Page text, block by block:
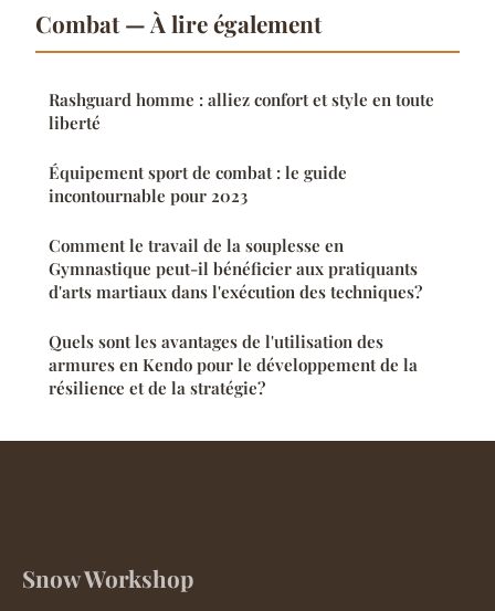
Combat — À lire également
Rashguard homme : alliez confort et style en toute
liberté
Équipement sport de combat : le guide
incontournable pour 2023
Comment le travail de la souplesse en
Gymnastique peut-il bénéficier aux pratiquants
d'arts martiaux dans l'exécution des techniques?
Quels sont les avantages de l'utilisation des
armures en Kendo pour le développement de la
résilience et de la stratégie?
Snow Workshop